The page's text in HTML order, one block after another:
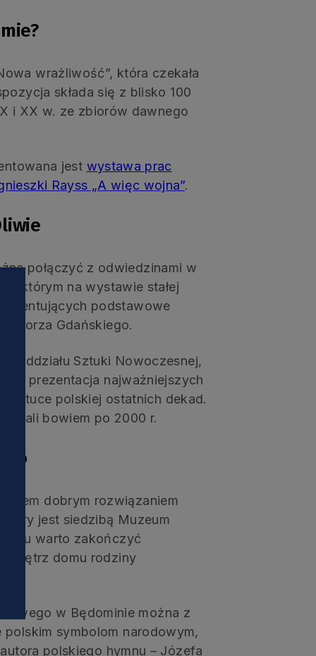
wrażliwość”, która czekała
składa się z blisko 100
i XX w. ze zbiorów dawnego
jest wystawa prac
Rayss „A więc wojna”.
połączyć z odwiedzinami w
którym na wystawie stałej
podstawowe
Gdańskiego.
Oddziału Sztuki Nowoczesnej,
To prezentacja najważniejszych
sztuce polskiej ostatnich dekad.
bowiem po 2000 r.
dobrym rozwiązaniem
jest siedzibą Muzeum
warto zakończyć
wnętrz domu rodziny
w Będominie można z
symbolom narodowym,
polskiego hymnu – Józefa